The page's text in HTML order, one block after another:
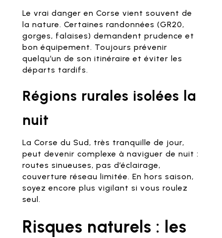
Le vrai danger en Corse vient souvent de
la nature. Certaines randonnées (GR20,
gorges, falaises) demandent prudence et
bon équipement. Toujours prévenir
quelqu’un de son itinéraire et éviter les
départs tardifs.
Régions rurales isolées la
nuit
La Corse du Sud, très tranquille de jour,
peut devenir complexe à naviguer de nuit :
routes sinueuses, pas d’éclairage,
couverture réseau limitée. En hors saison,
soyez encore plus vigilant si vous roulez
seul.
Risques naturels : les